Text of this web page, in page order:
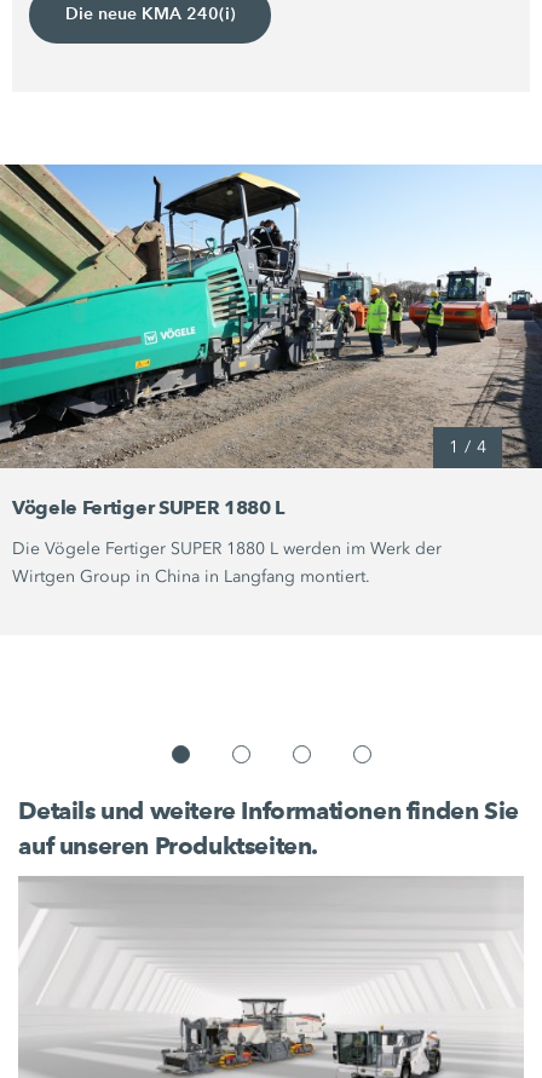
Die neue KMA 240(i)
1 / 4
Vögele Fertiger SUPER 1880 L
Die Vögele Fertiger SUPER 1880 L werden im Werk der
Wirtgen Group in China in Langfang montiert.
Details und weitere Informationen finden Sie
auf unseren Produktseiten.